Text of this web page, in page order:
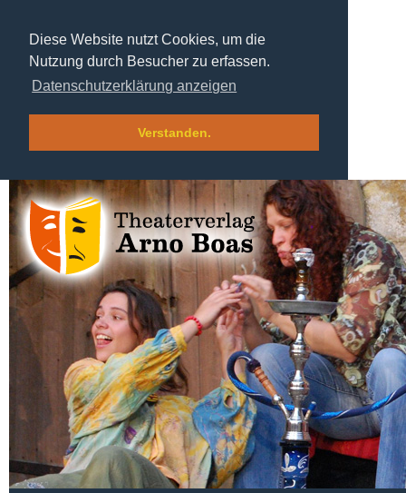
Diese Website nutzt Cookies, um die
Nutzung durch Besucher zu erfassen.
Datenschutzerklärung anzeigen
Verstanden.